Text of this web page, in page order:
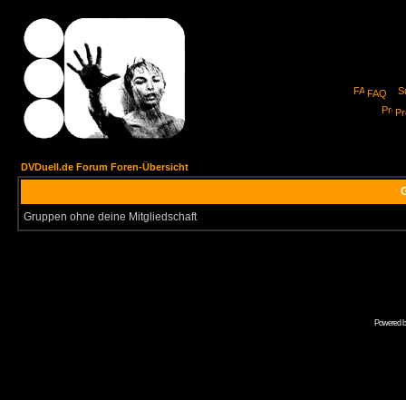
FAQ
DVDuell.de Forum Foren-Übersicht
Gruppen ohne deine Mitgliedschaft
Powered